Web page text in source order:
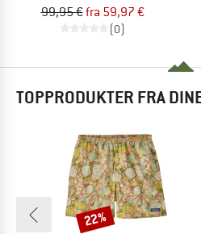
99,95 €fra 59,97 €
(0)
TOPPRODUKTER FRA
Rabat
22%